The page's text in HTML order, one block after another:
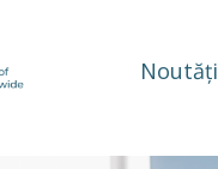
Noutăți